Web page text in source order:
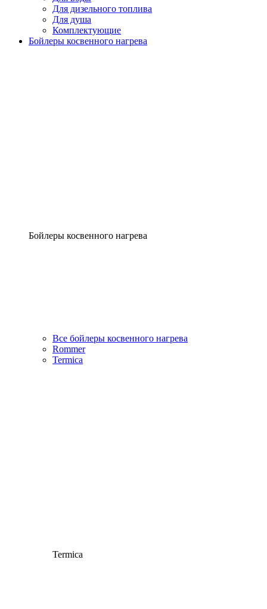
Для дизельного топлива
Для душа
Комплектующие
Бойлеры косвенного нагрева
Бойлеры косвенного нагрева
Все бойлеры косвенного нагрева
Rommer
Termica
Termica